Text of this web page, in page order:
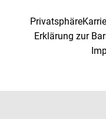
Privatsphäre
Erklärung zur